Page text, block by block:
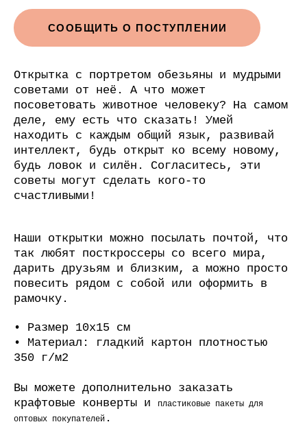
СООБЩИТЬ О ПОСТУПЛЕНИИ
Открытка с портретом обезьяны и мудрыми
советами от неё. А что может
посоветовать животное человеку? На самом
деле, ему есть что сказать! Умей
находить с каждым общий язык, развивай
интеллект, будь открыт ко всему новому,
будь ловок и силён. Согласитесь, эти
советы могут сделать кого-то
счастливыми!
Наши открытки можно посылать почтой, что
так любят посткроссеры со всего мира,
дарить друзьям и близким, а можно просто
повесить рядом с собой или оформить в
рамочку.
• Размер 10х15 см
• Материал: гладкий картон плотностью
350 г/м2
Вы можете дополнительно заказать
крафтовые конверты и
пластиковые пакеты для
оптовых покупателей .